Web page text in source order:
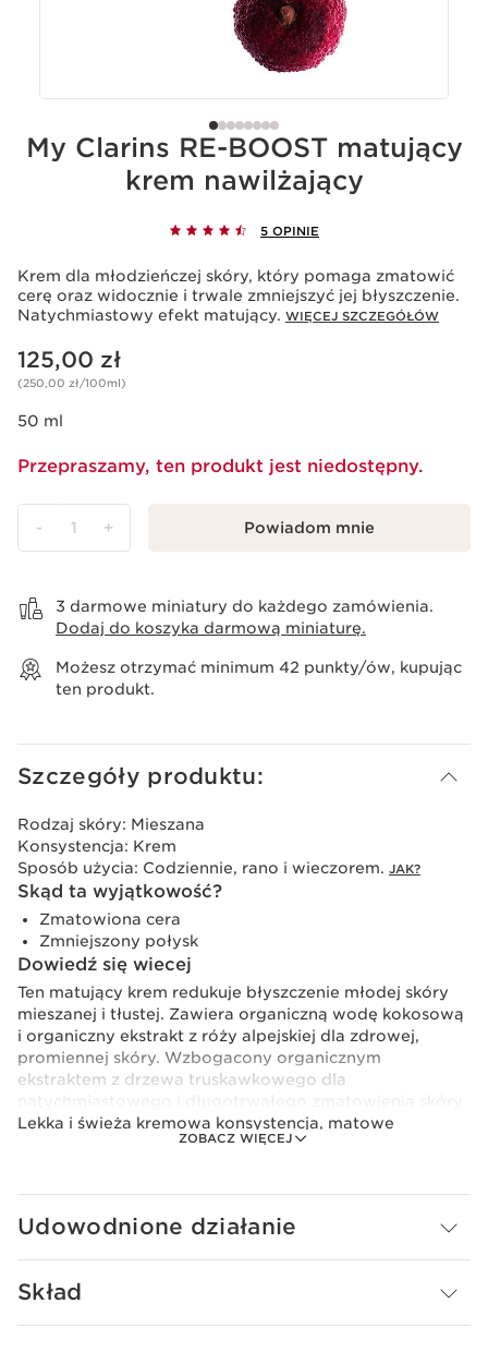
My Clarins RE-BOOST matujący
krem nawilżający
5 OPINIE
Krem dla młodzieńczej skóry, który pomaga zmatowić
cerę oraz widocznie i trwale zmniejszyć jej błyszczenie.
Natychmiastowy efekt matujący. WIĘCEJ SZCZEGÓŁÓW
Aktualna cena 125,00 zł
125,00 zł
(250,00 zł/100ml)
50 ml
Przepraszamy, ten produkt jest niedostępny.
- 1 + Powiadom mnie
3 darmowe miniatury do każdego zamówienia.
Dodaj do koszyka darmową miniaturę.
Możesz otrzymać minimum 42 punkty/ów, kupując
ten produkt.
Szczegóły produktu:
ZOBACZ WIĘCEJ
Rodzaj skóry: Mieszana
Konsystencja: Krem
Sposób użycia: Codziennie, rano i wieczorem. JAK?
Skąd ta wyjątkowość?
Zmatowiona cera
Zmniejszony połysk
Dowiedź się wiecej
Ten matujący krem redukuje błyszczenie młodej skóry
mieszanej i tłustej. Zawiera organiczną wodę kokosową
i organiczny ekstrakt z róży alpejskiej dla zdrowej,
promiennej skóry. Wzbogacony organicznym
ekstraktem z drzewa truskawkowego dla
Lekka i świeża kremowa konsystencja, matowe
Sercem formuł My Clarins* jest nasza roślinna innowacja,
potężny duet o właściwościach odżywczych i
ochronnych. Badania Clarins skupiły się na korzyściach
płynących z organicznej wody kokosowej i
organicznego ekstraktu z róży alpejskiej, które
pomagają skórze zachować równowagę i walczyć ze
stresem oksydacyjnym. *Z wyjątkiem My Clarins
Udowodnione działanie
Skład